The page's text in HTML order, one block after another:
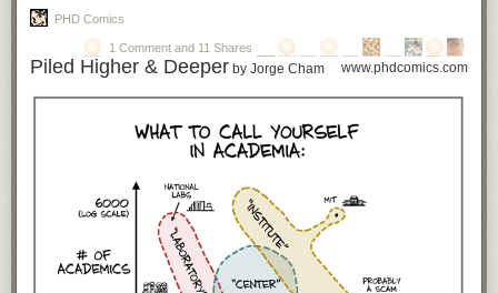
主动搜集和整理知识的能力。比如腾讯机器人新闻出来的第二天，“全媒
器新闻的状况，图文并茂通俗易懂，你说这篇文章值钱不值钱。
章、百科问答知道之类的文章，在近期都有可能完全由机器人来写。也许
媒体甚至根本就没必要保留这种文章，谁想了解哪方面内容完全可以随时
那么今天什么值钱？也许使用知识的能力值钱。你总不能用搜索引擎来诊
断自己的病情，对吧？还得靠医生的专业判断。
但是有一个非常厉害的东西已经存在多时了，它一旦被正式推向市场，就
会立即让使用知识的能力也变得不再值钱。这就是IBM的人工智能系
PHD Comics
1 Comment and 11 Shares
Piled Higher & Deeper by Jorge Cham www.phdcomics.com